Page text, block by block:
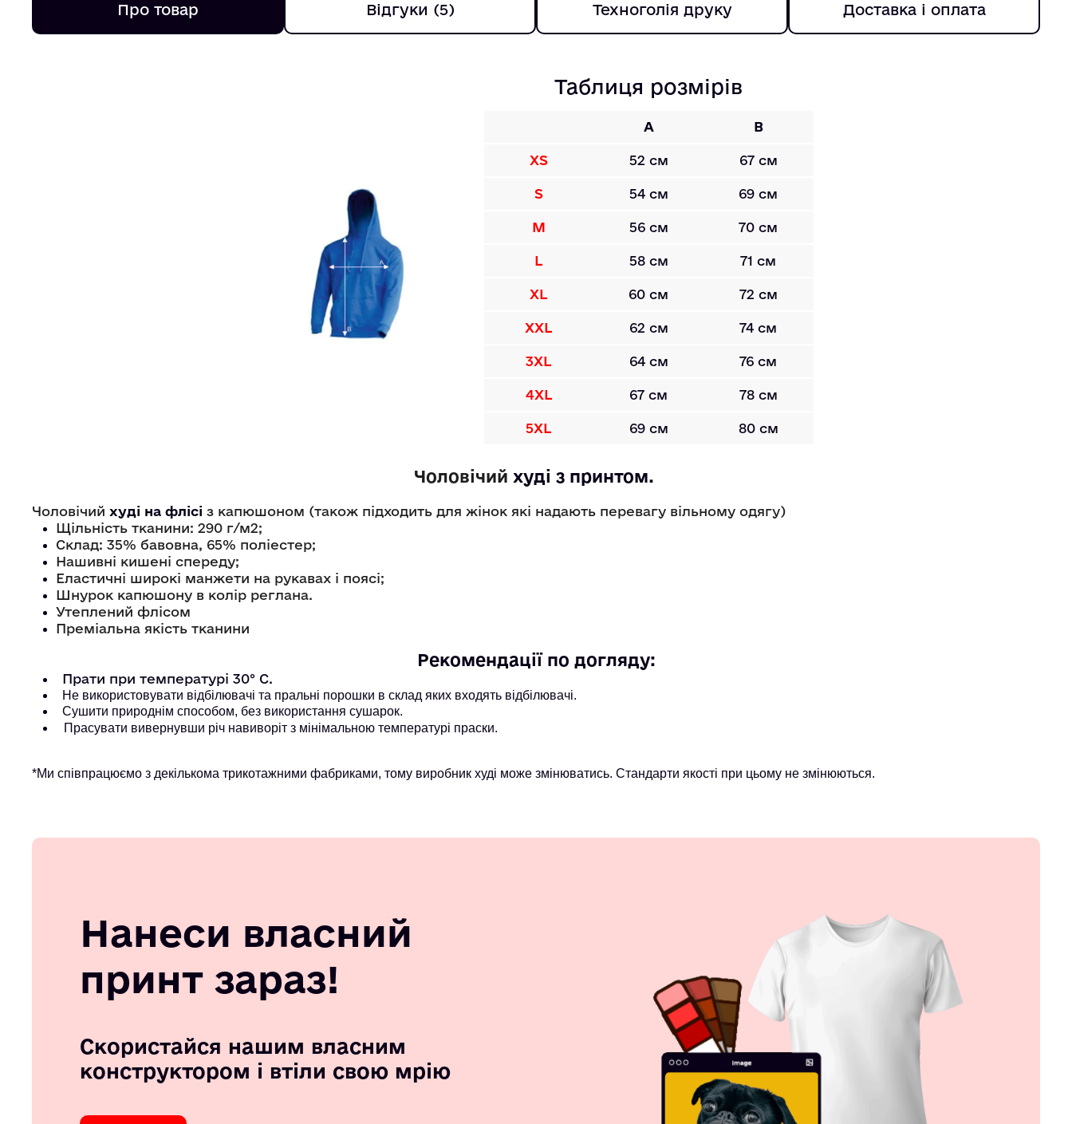
Про товар Відгуки (5) Техноголія друку Доставка і оплата
Таблиця розмірів
A B
XS 52 см 67 см
S 54 см 69 см
M 56 см 70 см
L 58 см 71 см
XL 60 см 72 см
XXL 62 см 74 см
3XL 64 см 76 см
4XL 67 см 78 см
5XL 69 см 80 см
Чоловічий худі з принтом.
Чоловічий худі на флісі з капюшоном (також підходить для жінок які надають перевагу вільному одягу)
Щільність тканини: 290 г/м2;
Склад: 35% бавовна, 65% поліестер;
Нашивні кишені спереду;
Еластичні широкі манжети на рукавах і поясі;
Шнурок капюшону в колір реглана.
Утеплений флісом
Преміальна якість тканини
Рекомендації по догляду:
Прати при температурі 30° С.
Не використовувати відбілювачі та пральні порошки в склад яких входять відбілювачі.
Сушити природнім способом, без використання сушарок.
Прасувати вивернувши річ навиворіт з мінімальною температурі праски.
*Ми співпрацюємо з декількома трикотажними фабриками, тому виробник худі може змінюватись. Стандарти якості при цьому не змінюються.
Нанеси власний
принт зараз!
Скористайся нашим власним
конструктором і втіли свою мрію